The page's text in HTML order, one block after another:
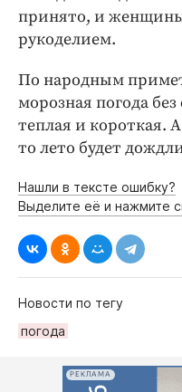
принято, и
рукоделием.
По народным
морозная погода без
теплая и короткая.
то лето будет
Нашли в тексте ошибку?
Выделите её и нажмите
Новости по тегу
погода
РЕКЛАМА